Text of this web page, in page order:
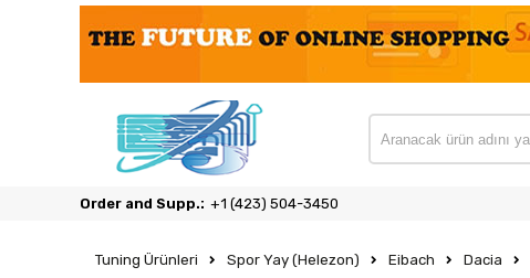
Order and Supp.: ‎+1 (423) 504-3450
Tuning Ürünleri Spor Yay (Helezon) Eibach Dacia